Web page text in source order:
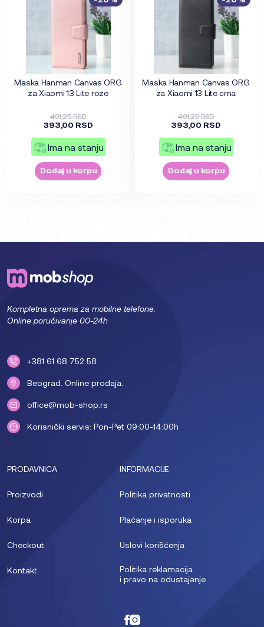
Maska Hanman Canvas ORG
za Xiaomi 13 Lite roze
491,25 RSD
393,00 RSD
Ima na stanju
Dodaj u korpu
Maska Hanman Canvas ORG
za Xiaomi 13 Lite crna
491,25 RSD
393,00 RSD
Ima na stanju
Dodaj u korpu
Kompletna oprema za mobilne telefone.
Online poručivanje 00-24h
+381 61 68 752 58
Beograd. Online prodaja.
office@mob-shop.rs
Korisnički servis: Pon-Pet 09:00-14:00h
PRODAVNICA
Proizvodi
Korpa
Checkout
Kontakt
INFORMACIJE
Politika privatnosti
Plaćanje i isporuka
Uslovi korišćenja
Politika reklamacija
i pravo na odustajanje